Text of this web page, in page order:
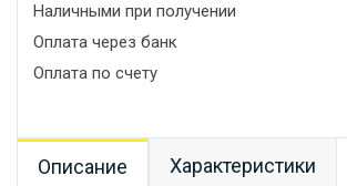
Наличными при получении
Оплата через банк
Оплата по счету
Описание Характеристики